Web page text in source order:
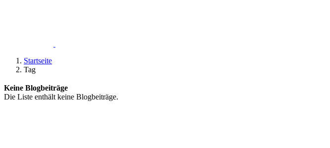
Startseite
Tag
Keine Blogbeiträge
Die Liste enthält keine Blogbeiträge.